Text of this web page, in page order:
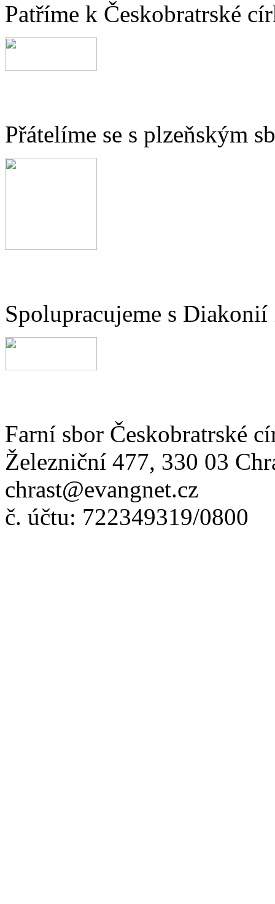
Patříme k Českobratrské
Přátelíme se s plzeňským
Spolupracujeme s Diakonií
Farní sbor Českobratrské
Železniční 477, 330 03
chrast@evangnet.cz
č. účtu: 722349319/0800